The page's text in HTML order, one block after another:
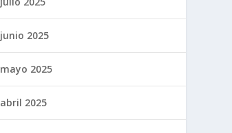
junio 2025
mayo 2025
abril 2025